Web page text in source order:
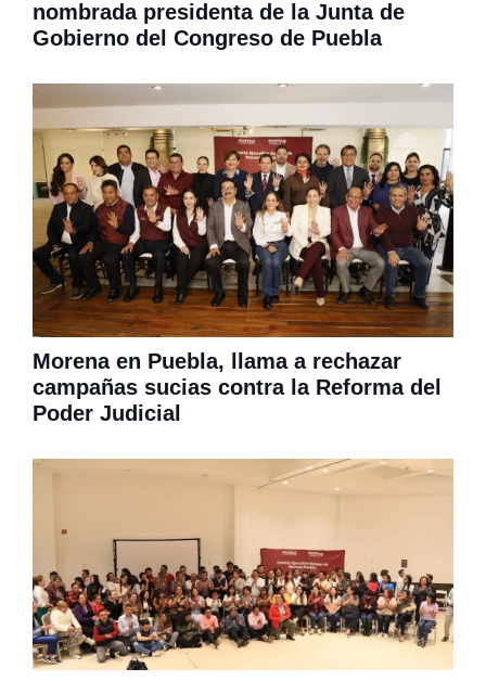
nombrada presidenta de la Junta de
Gobierno del Congreso de Puebla
Morena en Puebla, llama a rechazar
campañas sucias contra la Reforma del
Poder Judicial